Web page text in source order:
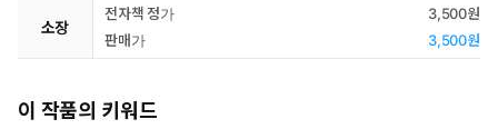
소장
전자책 정가
3,500원
판매가
3,500원
이 작품의 키워드